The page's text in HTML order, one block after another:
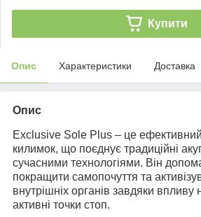
Купити
Опис Характеристики Доставка
Опис
Exclusive Sole Plus – це
килимок, що поєднує традиційні
сучасними технологіями. Він
покращити самопочуття та
внутрішніх органів завдяки впливу
активні точки стоп.